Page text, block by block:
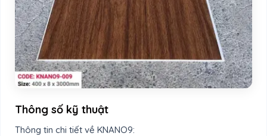
Thông số kỹ thuật
Thông tin chi tiết về KNANO9: